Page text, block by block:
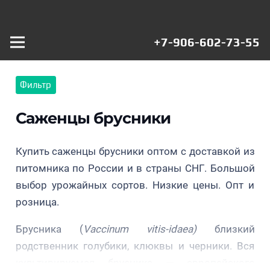
+7-906-602-73-55
Фильтр
Саженцы брусники
Купить саженцы брусники оптом с доставкой из
питомника по России и в страны СНГ. Большой
выбор урожайных сортов. Низкие цены. Опт и
розница.
Брусника (Vaccinum vitis-idaea) близкий
родственник голубики, клюквы и черники. Вся
Брусника
Аммерланд
(Ammerland)
Брусника
Коралл
Мазовия
(Masovia)
Брусника
Ред Перл